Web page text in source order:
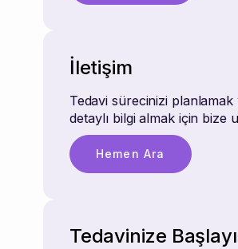
İletişim
Tedavi sürecinizi planlamak
detaylı bilgi almak için bize
Hemen Ara
Tedavinize